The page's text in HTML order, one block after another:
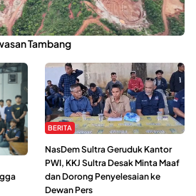
Pemulihan Lingkungan Usai Revisi
Tambang
BERITA
NasDem Sultra Geruduk Kantor
PWI, KKJ Sultra Desak Minta Maaf
dan Dorong Penyelesaian ke
Dewan Pers